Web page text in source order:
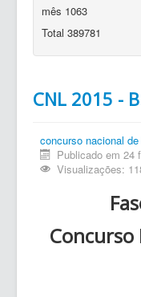
mês 1063
Total 389781
CNL 2015 -
concurso nacional
Publicado em 24
Visualizações:
Concurso